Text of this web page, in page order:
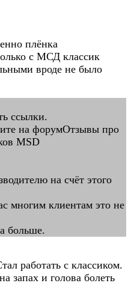
плёнка
с МСД классик
вроде не было
ссылки.
на форумОтзывы про
MSD
на счёт этого
многим клиентам это не
больше.
работать с классиком.
запах и голова болеть